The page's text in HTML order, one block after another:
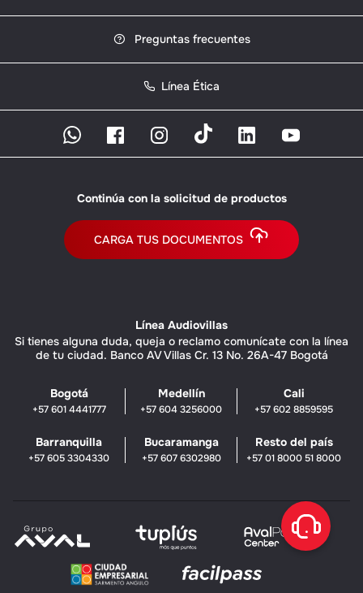
Preguntas frecuentes
Línea Ética
Continúa con la solicitud de productos
CARGA TUS DOCUMENTOS
Línea Audiovillas
Si tienes alguna duda, queja o reclamo comunícate con la línea
de tu ciudad. Banco AV Villas Cr. 13 No. 26A-47 Bogotá
Bogotá
+57 601 4441777
Medellín
+57 604 3256000
Cali
+57 602 8859595
Barranquilla
+57 605 3304330
Bucaramanga
+57 607 6302980
Resto del país
+57 01 8000 51 8000